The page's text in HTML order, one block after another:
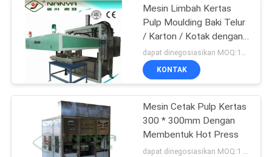
mesin kertas
membuat piring
Mesin Limbah Kertas
Pulp Moulding Baki Telur
/ Karton / Kotak dengan
Ruang Pengeringan
dapat dinegosiasikan MOQ:1set
KONTAK
Mesin Cetak Pulp Kertas
300 * 300mm Dengan
Membentuk Hot Press
dapat dinegosiasikan MOQ:1 UNIT